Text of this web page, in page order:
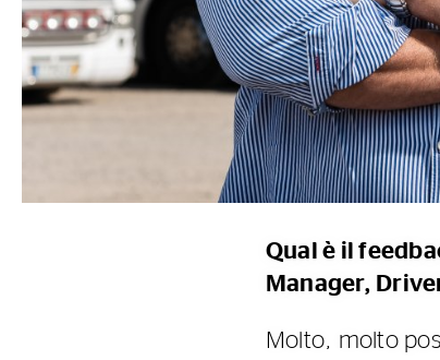
Qual è il
Manager,
Molto, molto